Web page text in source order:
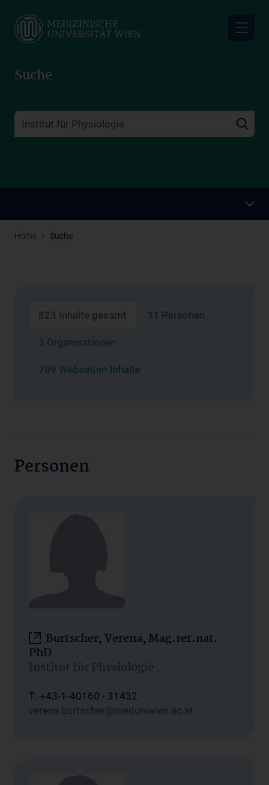
main
Suche
Home Suche
823 Inhalte gesamt 31 Personen
3 Organisationen
789 Webseiten-Inhalte
Personen
Burtscher, Verena, Mag.rer.nat.
PhD
Institut für Physiologie
T: +43-1-40160 - 31432
verena.burtscher@meduniwien.ac.at